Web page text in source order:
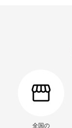
全国の